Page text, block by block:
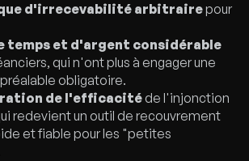
d'irrecevabilité arbitrairepour
temps et d'argent considérable
qui n'ont plus à engager une
obligatoire.
de l'efficacitéde l'injonction
redevient un outil de recouvrement
et fiable pour les "petites